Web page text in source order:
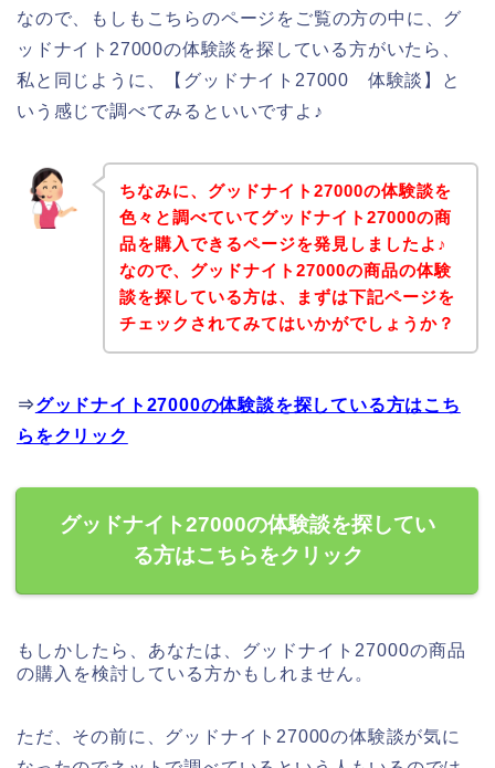
なので、もしもこちらのページをご覧の方の中に、グ
ッドナイト27000の体験談を探している方がいたら、
私と同じように、【グッドナイト27000 体験談】と
いう感じで調べてみるといいですよ♪
ちなみに、グッドナイト27000の体験談を
色々と調べていてグッドナイト27000の商
品を購入できるページを発見しましたよ♪
なので、グッドナイト27000の商品の体験
談を探している方は、まずは下記ページを
チェックされてみてはいかがでしょうか？
⇒グッドナイト27000の体験談を探している方はこち
らをクリック
グッドナイト27000の体験談を探してい
る方はこちらをクリック
もしかしたら、あなたは、グッドナイト27000の商品
の購入を検討している方かもしれません。
ただ、その前に、グッドナイト27000の体験談が気に